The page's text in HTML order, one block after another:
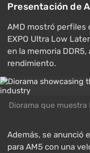
Presentación de
AMD mostró perfiles
EXPO Ultra Low
en la memoria
rendimiento.
Diorama que
Además, se anunció
para AM5 con una